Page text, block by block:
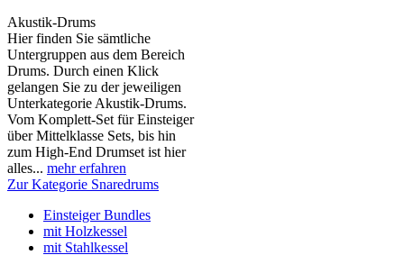
Akustik-Drums
Hier finden Sie sämtliche
Untergruppen aus dem Bereich
Drums. Durch einen Klick
gelangen Sie zu der jeweiligen
Unterkategorie Akustik-Drums.
Vom Komplett-Set für Einsteiger
über Mittelklasse Sets, bis hin
zum High-End Drumset ist hier
alles... mehr erfahren
Zur Kategorie Snaredrums
Einsteiger Bundles
mit Holzkessel
mit Stahlkessel